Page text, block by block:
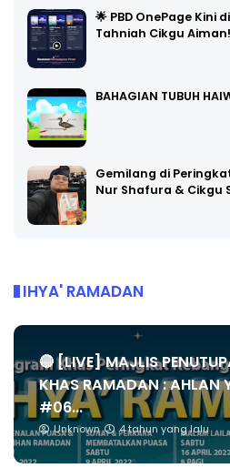
🌟 PBD OnePage Kini
Tahniah Cikgu
BAHAGIAN TUBUH
Gemilang di
Nur Shafura & Cikgu
IHYA' RAMADAN
🔴 [LIVE] MAJLIS
KHAS RAMADAN : AHLAN
#06...
Unknown 4 tahun yang lalu